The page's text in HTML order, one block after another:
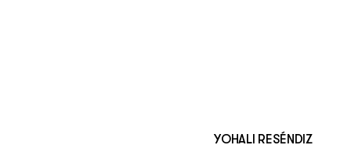
YOHALI RESÉNDIZ